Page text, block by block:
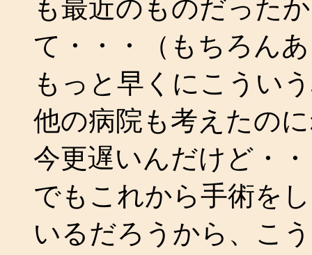
も最近のものだった
て・・・（もちろん
もっと早くにこうい
他の病院も考えたの
今更遅いんだけど・
でもこれから手術を
いるだろうから、こ